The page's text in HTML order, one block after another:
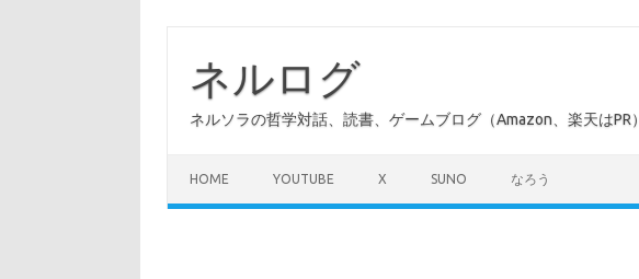
ネルログ
ネルソラの哲学対話、読書、ゲームブログ（Amazon、楽天はPR）
HOME YOUTUBE X SUNO なろう